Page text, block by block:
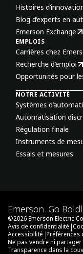
Histoires
Blog d’experts en
Emerson Exchange
EMPLOIS
Carrières chez
Recherche d’emploi
Opportunités pour
NOTRE ACTIVITÉ
Systèmes
Automatisation
Régulation finale
Instruments de
Essais et mesures
Emerson. Go
©2026Emerson Electric
Avis de confidentialité |
Accessibilité |Préférences
Ne pas vendre ni
Transparence dans la